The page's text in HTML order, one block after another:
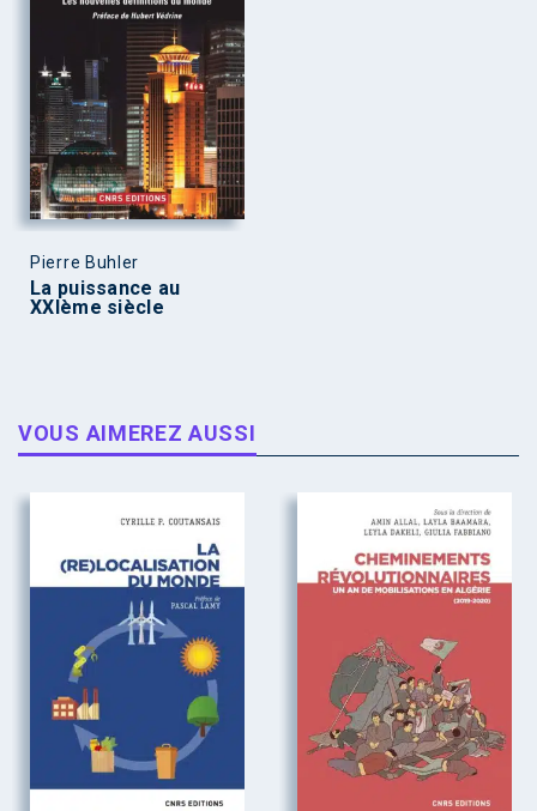
Pierre Buhler
La puissance au
XXIème siècle
VOUS AIMEREZ AUSSI